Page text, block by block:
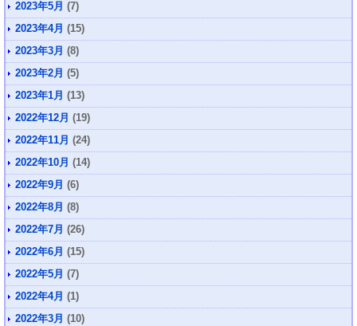
2023年5月 (7)
2023年4月 (15)
2023年3月 (8)
2023年2月 (5)
2023年1月 (13)
2022年12月 (19)
2022年11月 (24)
2022年10月 (14)
2022年9月 (6)
2022年8月 (8)
2022年7月 (26)
2022年6月 (15)
2022年5月 (7)
2022年4月 (1)
2022年3月 (10)